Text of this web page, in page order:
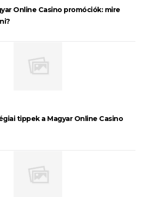
Online Casino promóciók: mire
tippek a Magyar Online Casino